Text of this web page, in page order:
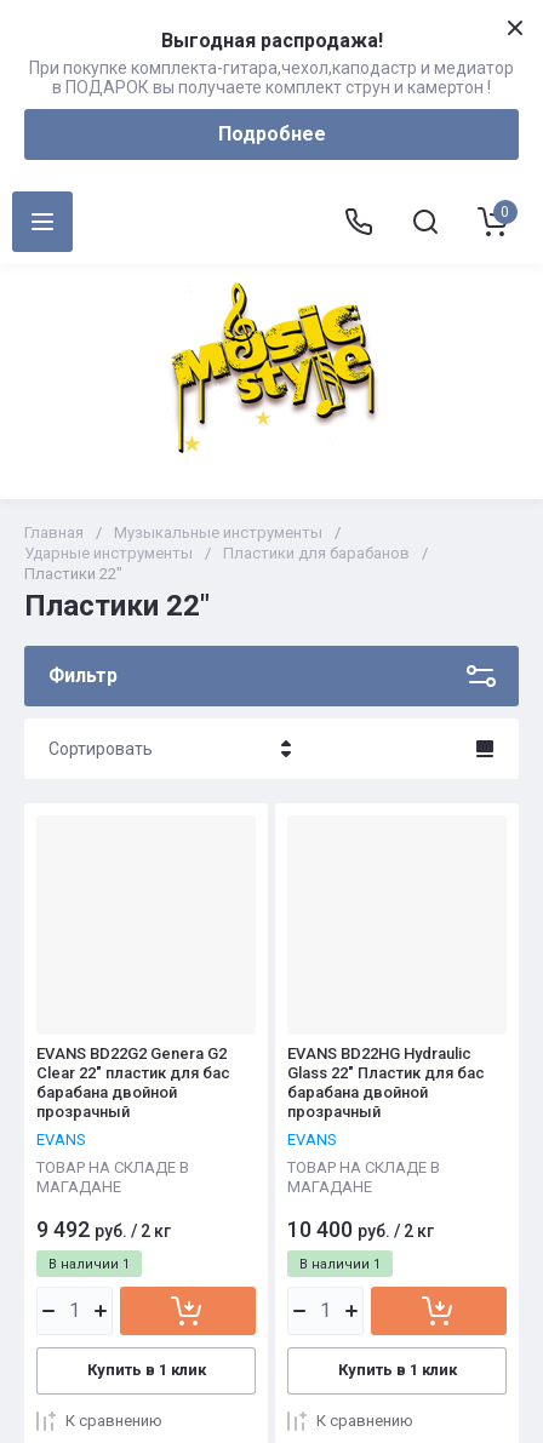
Выгодная распродажа!
При покупке комплекта-гитара,чехол,каподастр и медиатор
в ПОДАРОК вы получаете комплект струн и камертон !
Подробнее
0
Главная / Музыкальные инструменты
/
Ударные инструменты
/ Пластики для барабанов
/
Пластики 22"
Пластики 22"
Фильтр
Сортировать
EVANS BD22G2 Genera G2
Clear 22" пластик для бас
барабана двойной
прозрачный
EVANS
ТОВАР НА СКЛАДЕ В
МАГАДАНЕ
В наличии 1
9 492 руб. / 2 кг
Купить в 1 клик
К сравнению
EVANS BD22HG Hydraulic
Glass 22" Пластик для бас
барабана двойной
прозрачный
EVANS
ТОВАР НА СКЛАДЕ В
МАГАДАНЕ
В наличии 1
10 400 руб. / 2 кг
Купить в 1 клик
К сравнению